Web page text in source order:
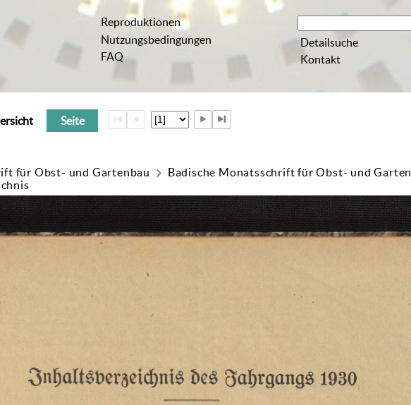
Reproduktionen
Nutzungsbedingungen
FAQ
Detailsuche
Kontakt
Seite
für Obst- und Gartenbau
Badische Monatsschrift für Obst- und